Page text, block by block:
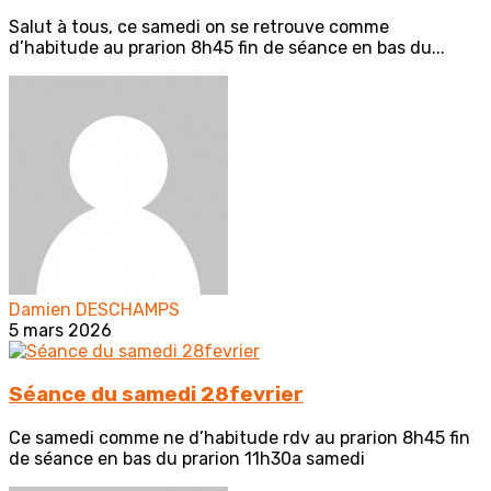
Salut à tous, ce samedi on se retrouve comme
d’habitude au prarion 8h45 fin de séance en bas du...
Damien DESCHAMPS
5 mars 2026
Séance du samedi 28fevrier
Ce samedi comme ne d’habitude rdv au prarion 8h45 fin
de séance en bas du prarion 11h30a samedi